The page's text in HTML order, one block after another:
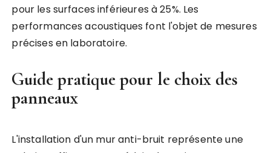
pour les surfaces inférieures à 25%. Les
performances acoustiques font l'objet de mesures
précises en laboratoire.
Guide pratique pour le choix des
panneaux
L'installation d'un mur anti-bruit représente une